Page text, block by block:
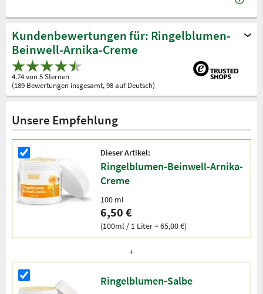
Kundenbewertungen für: Ringelblumen-
Beinwell-Arnika-Creme
4.74 von 5 Sternen
(189 Bewertungen insgesamt, 98 auf Deutsch)
Unsere Empfehlung
Dieser Artikel:
Ringelblumen-Beinwell-Arnika-
Creme
100 ml
6,50 €
(100ml / 1 Liter = 65,00 €)
Ringelblumen-Salbe